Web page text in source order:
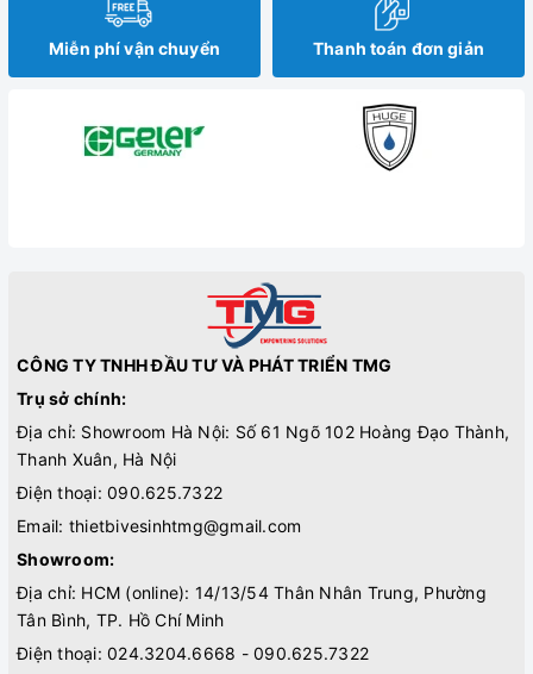
Miễn phí vận chuyển Thanh toán đơn giản
CÔNG TY TNHH ĐẦU TƯ VÀ PHÁT TRIỂN TMG
Trụ sở chính:
Địa chỉ: Showroom Hà Nội: Số 61 Ngõ 102 Hoàng Đạo Thành,
Thanh Xuân, Hà Nội
Điện thoại: 090.625.7322
Email: thietbivesinhtmg@gmail.com
Showroom:
Địa chỉ: HCM (online): 14/13/54 Thân Nhân Trung, Phường
Tân Bình, TP. Hồ Chí Minh
Điện thoại: 024.3204.6668 - 090.625.7322